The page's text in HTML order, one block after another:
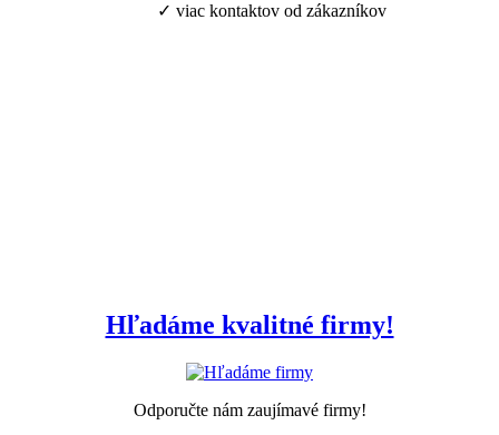
✓ viac kontaktov od zákazníkov
Hľadáme kvalitné firmy!
Odporučte nám zaujímavé firmy!